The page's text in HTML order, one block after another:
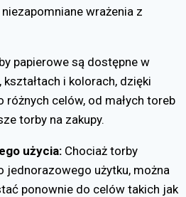
wrażenia z
papierowe są dostępne w
i kolorach, dzięki
różnych celów, od małych toreb
torby na zakupy.
użycia:Chociaż torby
jednorazowego użytku, można
ponownie do celów takich jak